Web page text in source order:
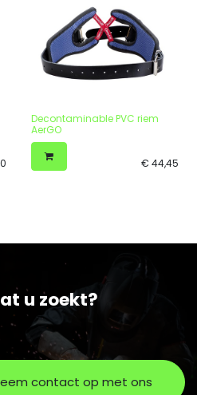
Decontaminable PVC riem
AerGO
€ 44,45
u zoekt?
contact op met ons